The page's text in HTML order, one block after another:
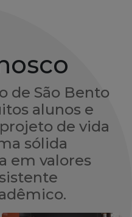
de São Bento
alunos e
de vida
sólida
em valores